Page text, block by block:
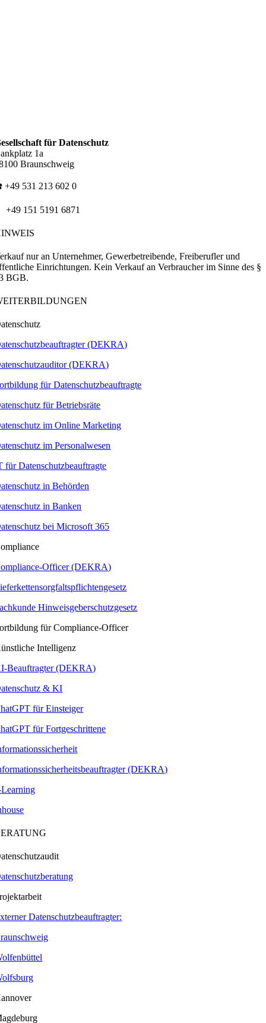
für Datenschutz
1a
Braunschweig
+49 531 213 602 0
+49 151 5191 6871
nur an Unternehmer, Gewerbetreibende, Freiberufler und
Einrichtungen. Kein Verkauf an Verbraucher im Sinne des §
BGB.
(DEKRA)
(DEKRA)
für Datenschutzbeauftragte
für Betriebsräte
im Online Marketing
im Personalwesen
für Datenschutzbeauftragte
in Behörden
in Banken
bei Microsoft 365
Officer (DEKRA)
Hinweisgeberschutzgesetz
für Compliance-Officer
Intelligenz
Beauftragter (DEKRA)
& KI
für Einsteiger
für Fortgeschrittene
(DEKRA)
Learning
Datenschutzbeauftragter: